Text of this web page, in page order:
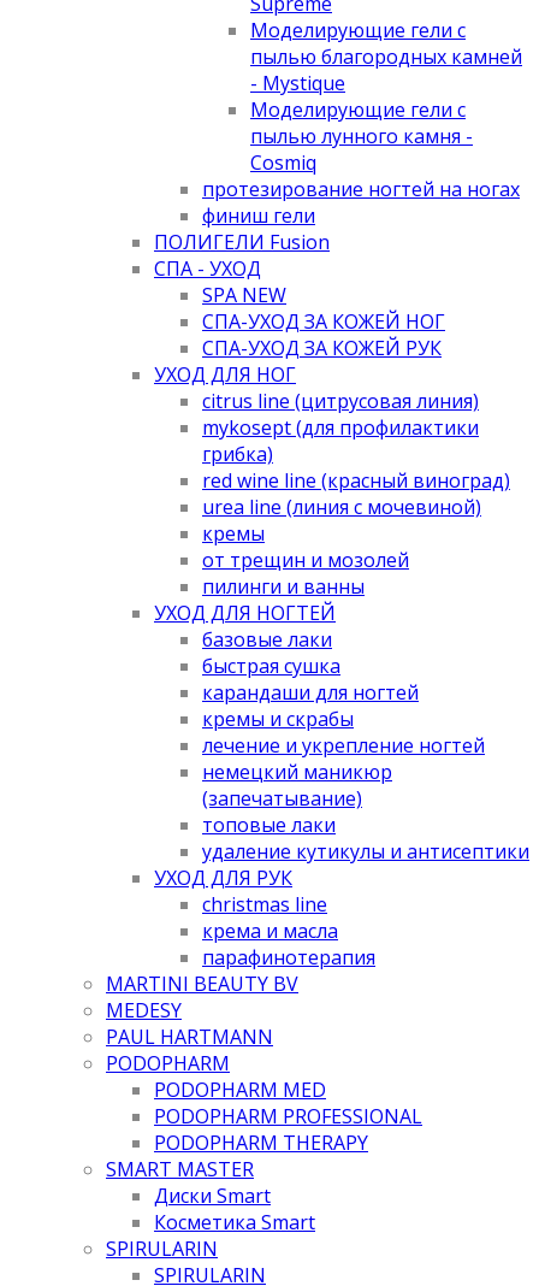
Моделирующие гели с
пылью благородных камней
- Mystique
Моделирующие гели с
пылью лунного камня -
Cosmiq
протезирование ногтей на ногах
финиш гели
ПОЛИГЕЛИ Fusion
СПА - УХОД
SPA NEW
СПА-УХОД ЗА КОЖЕЙ НОГ
СПА-УХОД ЗА КОЖЕЙ РУК
УХОД ДЛЯ НОГ
citrus line (цитрусовая линия)
mykosept (для профилактики
грибка)
red wine line (красный виноград)
urea line (линия с мочевиной)
кремы
от трещин и мозолей
пилинги и ванны
УХОД ДЛЯ НОГТЕЙ
базовые лаки
быстрая сушка
карандаши для ногтей
кремы и скрабы
лечение и укрепление ногтей
немецкий маникюр
(запечатывание)
топовые лаки
удаление кутикулы и антисептики
УХОД ДЛЯ РУК
christmas line
крема и масла
парафинотерапия
MARTINI BEAUTY BV
MEDESY
PAUL HARTMANN
PODOPHARM
PODOPHARM MED
PODOPHARM PROFESSIONAL
PODOPHARM THERAPY
SMART MASTER
Диски Smart
Косметика Smart
SPIRULARIN
SPIRULARIN